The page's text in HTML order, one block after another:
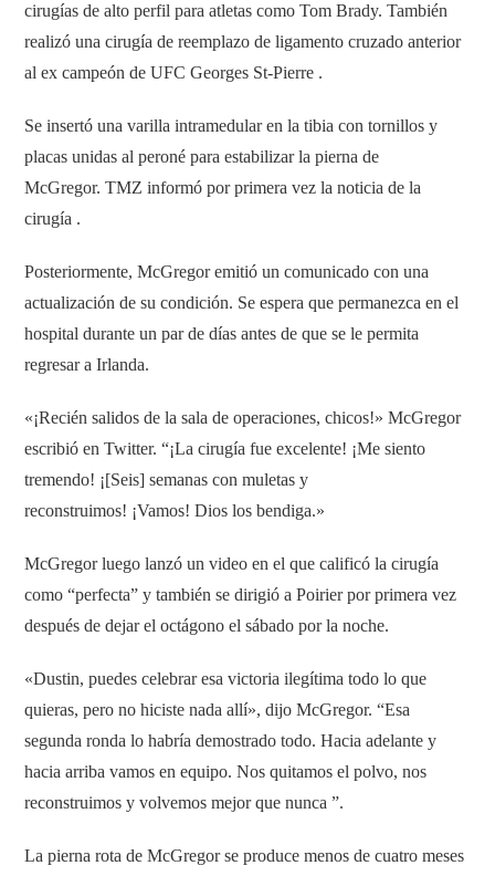
cirugías de alto perfil para atletas como Tom Brady. También
realizó una cirugía de reemplazo de ligamento cruzado anterior
al ex campeón de UFC Georges St-Pierre .
Se insertó una varilla intramedular en la tibia con tornillos y
placas unidas al peroné para estabilizar la pierna de
McGregor. TMZ informó por primera vez la noticia de la
cirugía .
Posteriormente, McGregor emitió un comunicado con una
actualización de su condición. Se espera que permanezca en el
hospital durante un par de días antes de que se le permita
regresar a Irlanda.
«¡Recién salidos de la sala de operaciones, chicos!» McGregor
escribió en Twitter. “¡La cirugía fue excelente! ¡Me siento
tremendo! ¡[Seis] semanas con muletas y
reconstruimos! ¡Vamos! Dios los bendiga.»
McGregor luego lanzó un video en el que calificó la cirugía
como “perfecta” y también se dirigió a Poirier por primera vez
después de dejar el octágono el sábado por la noche.
«Dustin, puedes celebrar esa victoria ilegítima todo lo que
quieras, pero no hiciste nada allí», dijo McGregor. “Esa
segunda ronda lo habría demostrado todo. Hacia adelante y
hacia arriba vamos en equipo. Nos quitamos el polvo, nos
reconstruimos y volvemos mejor que nunca ”.
La pierna rota de McGregor se produce menos de cuatro meses